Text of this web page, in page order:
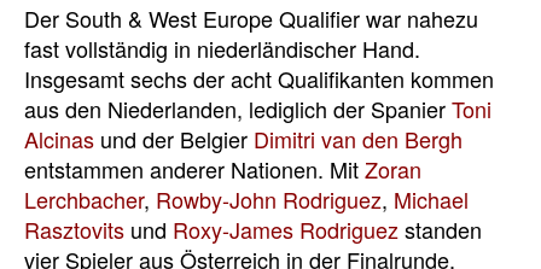
Der South & West Europe Qualifier war nahezu
fast vollständig in niederländischer Hand.
Insgesamt sechs der acht Qualifikanten kommen
aus den Niederlanden, lediglich der SpanierToni
Alcinas und der Belgier Dimitri van den Bergh
entstammen anderer Nationen. MitZoran
Lerchbacher, Rowby-John Rodriguez, Michael
Rasztovits und Roxy-James Rodriguez standen
vier Spieler aus Österreich in der Finalrunde,